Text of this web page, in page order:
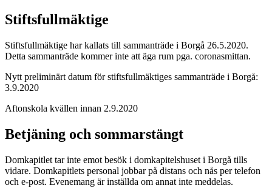
Stiftsfullmäktige
Stiftsfullmäktige har kallats till sammanträde i Borgå 26.5.2020.
Detta sammanträde kommer inte att äga rum pga. coronasmittan.
Nytt preliminärt datum för stiftsfullmäktiges sammanträde i Borgå:
3.9.2020
Aftonskola kvällen innan 2.9.2020
Betjäning och sommarstängt
Domkapitlet tar inte emot besök i domkapitelshuset i Borgå tills
vidare. Domkapitlets personal jobbar på distans och nås per telefon
och e-post. Evenemang är inställda om annat inte meddelas.